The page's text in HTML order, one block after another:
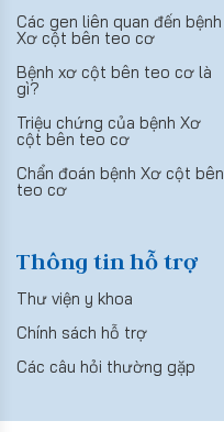
Các gen liên quan đến bệnh
Xơ cột bên teo cơ
Bệnh xơ cột bên teo cơ là
gì?
Triệu chứng của bệnh Xơ
cột bên teo cơ
Chẩn đoán bệnh Xơ cột bên
teo cơ
Thông tin hỗ trợ
Thư viện y khoa
Chính sách hỗ trợ
Các câu hỏi thường gặp